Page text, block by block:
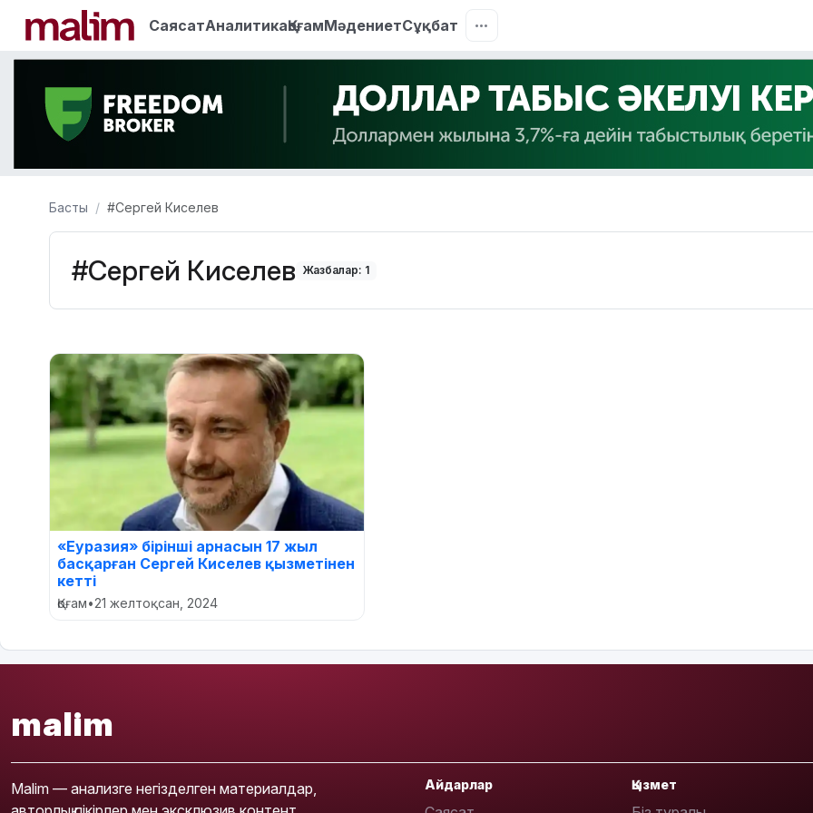
СаясатАналитикаҚоғамМәдениетСұқбат
Басты #Сергей Киселев
#Сергей Киселев Жазбалар: 1
«Еуразия» бірінші арнасын 17 жыл
басқарған Сергей Киселев қызметінен
кетті
Қоғам•21 желтоқсан, 2024
malim
Malim — анализге негізделген материалдар,
Айдарлар Қызмет